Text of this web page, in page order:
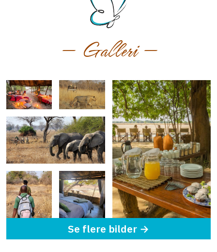
— Galleri —
Se flere bilder →